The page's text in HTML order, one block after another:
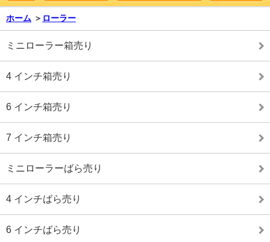
ホーム ＞ ローラー
ミニローラー箱売り
4 インチ箱売り
6 インチ箱売り
7 インチ箱売り
ミニローラーばら売り
4 インチばら売り
6 インチばら売り